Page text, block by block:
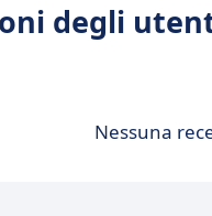
degli
Nessuna